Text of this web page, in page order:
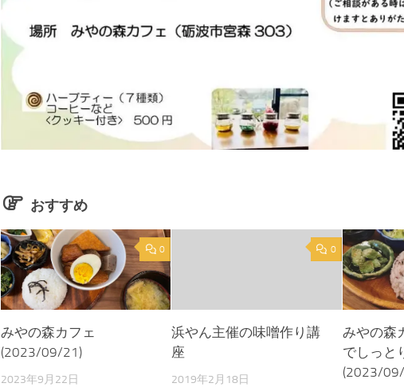
おすすめ
0
みやの森カフェ
(2023/09/21)
2023年9月22日
0
浜やん主催の味噌作り講
座
2019年2月18日
みやの
でしっと
(2023/